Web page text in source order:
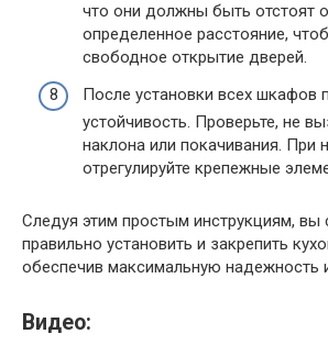
что они должны быть отстоят
определенное расстояние,
свободное открытие дверей.
После установки всех шкафов
устойчивость. Проверьте, не
наклона или покачивания. При
отрегулируйте крепежные
Следуя этим простым инструкциям, вы
правильно установить и закрепить
обеспечив максимальную надежность
Видео: